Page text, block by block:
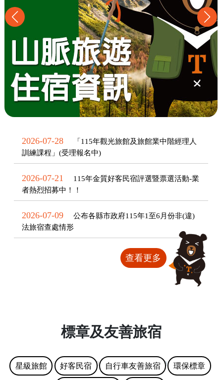
2026-07-28
「115年觀光旅館及旅館業中階經理人
訓練課程」(受理報名中)
2026-07-21
115年金質好客民宿評選暨票選活動-業
者熱烈招募中！！
2026-07-09
公布各縣市政府115年1至6月份非(違)
法旅宿查處情形
查看更多
標章及友善旅宿
星級旅館 好客民宿 自行車友善旅宿 環保標章